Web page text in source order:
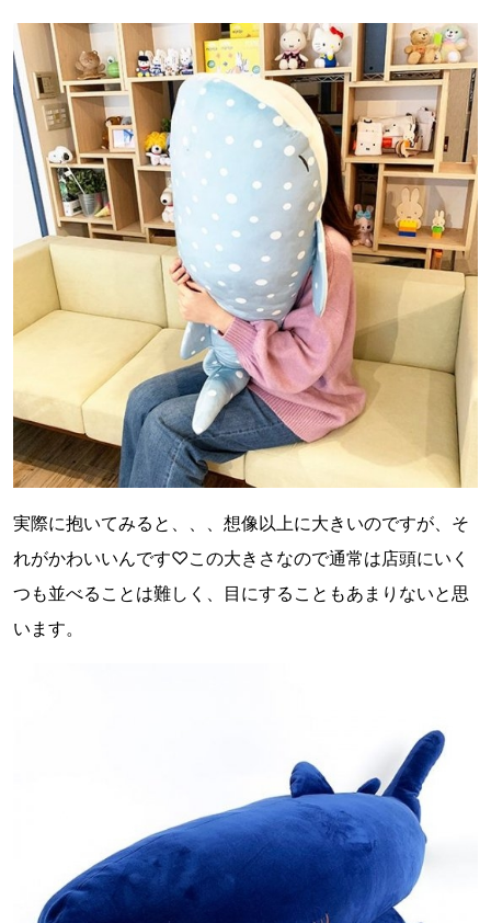
実際に抱いてみると、、、想像以上に大きいのですが、そ
れがかわいいんです♡この大きさなので通常は店頭にいく
つも並べることは難しく、目にすることもあまりないと思
います。